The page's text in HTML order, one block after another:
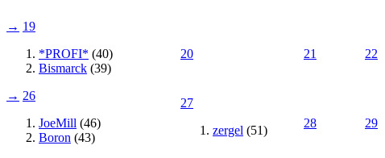
→ 19
*PROFI* (40)
Bismarck (39)
20 21 22
→ 26
JoeMill (46)
Boron (43)
27
zergel (51)
28 29